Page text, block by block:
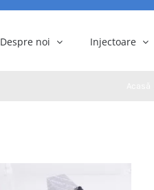
Despre noi Injectoare